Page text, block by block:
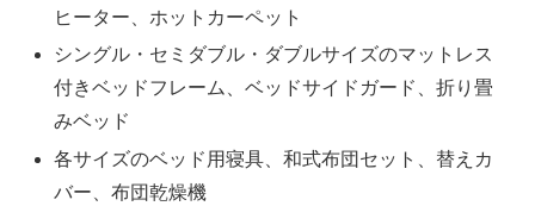
ヒーター、ホットカーペット
シングル・セミダブル・ダブルサイズのマットレス
付きベッドフレーム、ベッドサイドガード、折り畳
みベッド
各サイズのベッド用寝具、和式布団セット、替えカ
バー、布団乾燥機